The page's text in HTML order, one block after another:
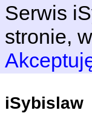
Serwis
stronie,
iSybislaw